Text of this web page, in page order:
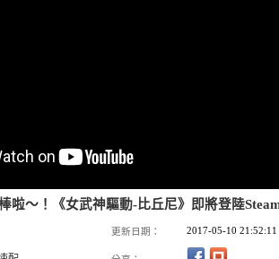
啦～！《女武神驅動-比丘尼》即將登陸
更新日期： 2017-05-10 21:52:11